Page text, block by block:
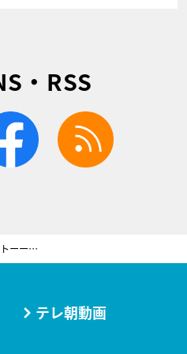
・RSS
facebook
『アメトーーク！』刑事に憧れる芸人が集結！しかし…ブラマヨ小杉には「ふざけてない？」
テレ朝動画